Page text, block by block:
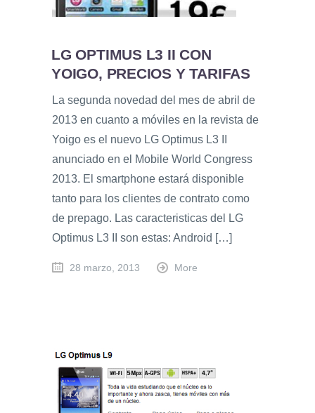
LG OPTIMUS L3 II CON
YOIGO, PRECIOS Y TARIFAS
La segunda novedad del mes de abril de
2013 en cuanto a móviles en la revista de
Yoigo es el nuevo LG Optimus L3 II
anunciado en el Mobile World Congress
2013. El smartphone estará disponible
tanto para los clientes de contrato como
de prepago. Las caracteristicas del LG
Optimus L3 II son estas: Android […]
28 marzo, 2013 More